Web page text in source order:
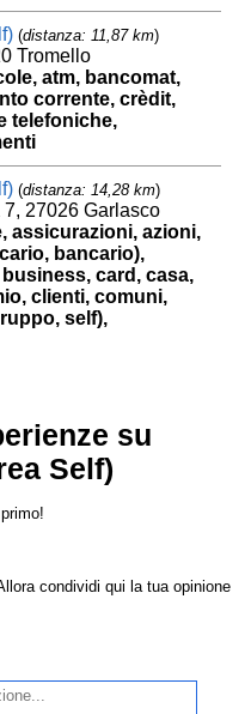
(distanza: 11,87 km)
Tromello
atm, bancomat,
corrente, crèdit,
telefoniche,
(distanza: 14,28 km)
27026 Garlasco
assicurazioni, azioni,
bancario),
card, casa,
clienti, comuni,
self),
su
Self)
condividi qui la tua opinione